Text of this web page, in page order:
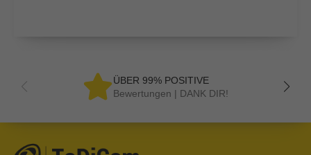
ÜBER 99% POSITIVE
Bewertungen | DANK DIR!